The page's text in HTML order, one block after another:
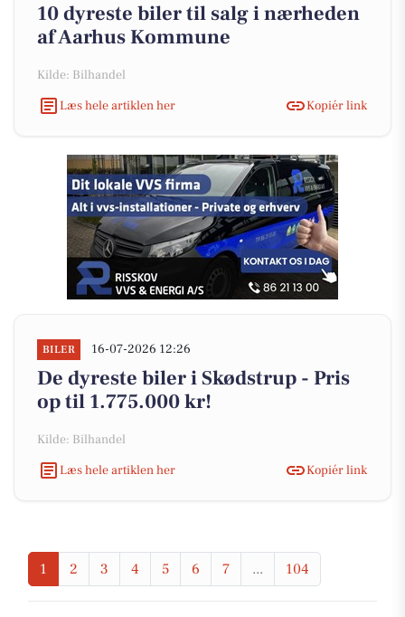
10 dyreste biler til salg i nærheden
af Aarhus Kommune
Kilde: Bilhandel
Læs hele artiklen her
Kopiér link
BILER 16-07-2026 12:26
De dyreste biler i Skødstrup - Pris
op til 1.775.000 kr!
Kilde: Bilhandel
Læs hele artiklen her
Kopiér link
1 2 3 4 5 6 7 ... 104